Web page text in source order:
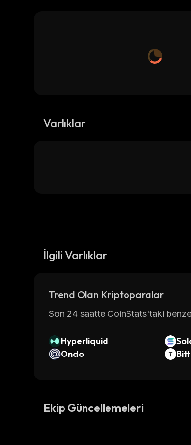
Varlıklar
İlgili Varlıklar
Trend Olan Kriptoparalar
Son 24 saatte CoinStats'taki
Hyperliquid
Ondo
Ekip Güncellemeleri